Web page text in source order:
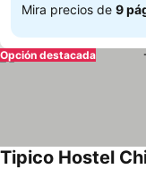
Mira precios de 9
Opción destacada
Tipico Hostel